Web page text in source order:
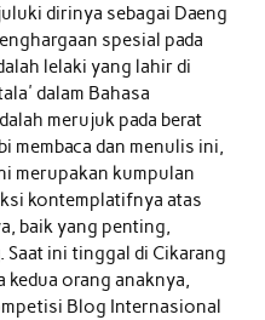
dirinya sebagai Daeng
spesial pada
lelaki yang lahir di
dalam Bahasa
merujuk pada berat
membaca dan menulis ini,
merupakan kumpulan
kontemplatifnya atas
baik yang penting,
ini tinggal di Cikarang
kedua orang anaknya,
Blog Internasional